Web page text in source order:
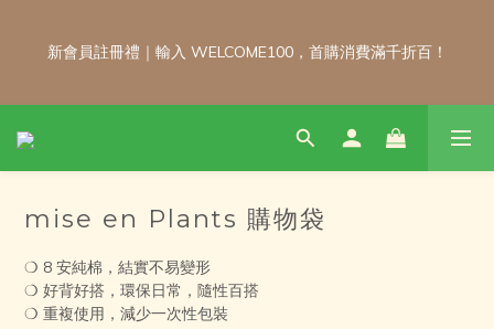
新會員註冊禮｜輸入 WELCOME100，首購消費滿千折百！
新會員註冊禮｜輸入 WELCOME100，首購消費滿千折百！
\ 免運門檻調整公告 / 6月1日起，常溫商品消費滿2,000免運！低溫
商品消費滿3,000免運！（僅限本島）
每月 8 號會員日｜小超市自製商品不限金額享 9 折優惠！！把握
會員日官網下單：自製無麩麵包、餅乾甜點、冷凍料理包通通享優
惠！
mise en Plants 購物袋
❍ 8 安純棉，結實不易變形
❍ 好背好搭，環保日常，隨性百搭
❍ 重複使用，減少一次性包裝